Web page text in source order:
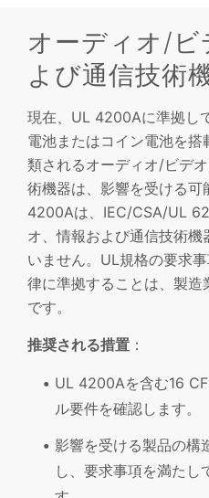
オーディオ/ビ
よび通信技術
現在、UL 4200Aに準拠し
電池またはコイン電池を
類されるオーディオ/ビデ
術機器は、影響を受ける可
4200Aは、IEC/CSA/UL
オ、情報および通信技術
いません。UL規格の要求
律に準拠することは、製
です。
推奨される措置 ：
UL 4200Aを含む16
ル要件を確認します。
影響を受ける製品の構
し、要求事項を満たし